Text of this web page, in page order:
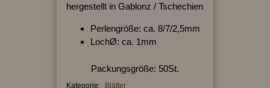
hergestellt in Gablonz / Tschechien
Perlengröße: ca. 8/7/2,5mm
LochØ: ca. 1mm
Packungsgröße: 50St.
Kategorie: Blätter